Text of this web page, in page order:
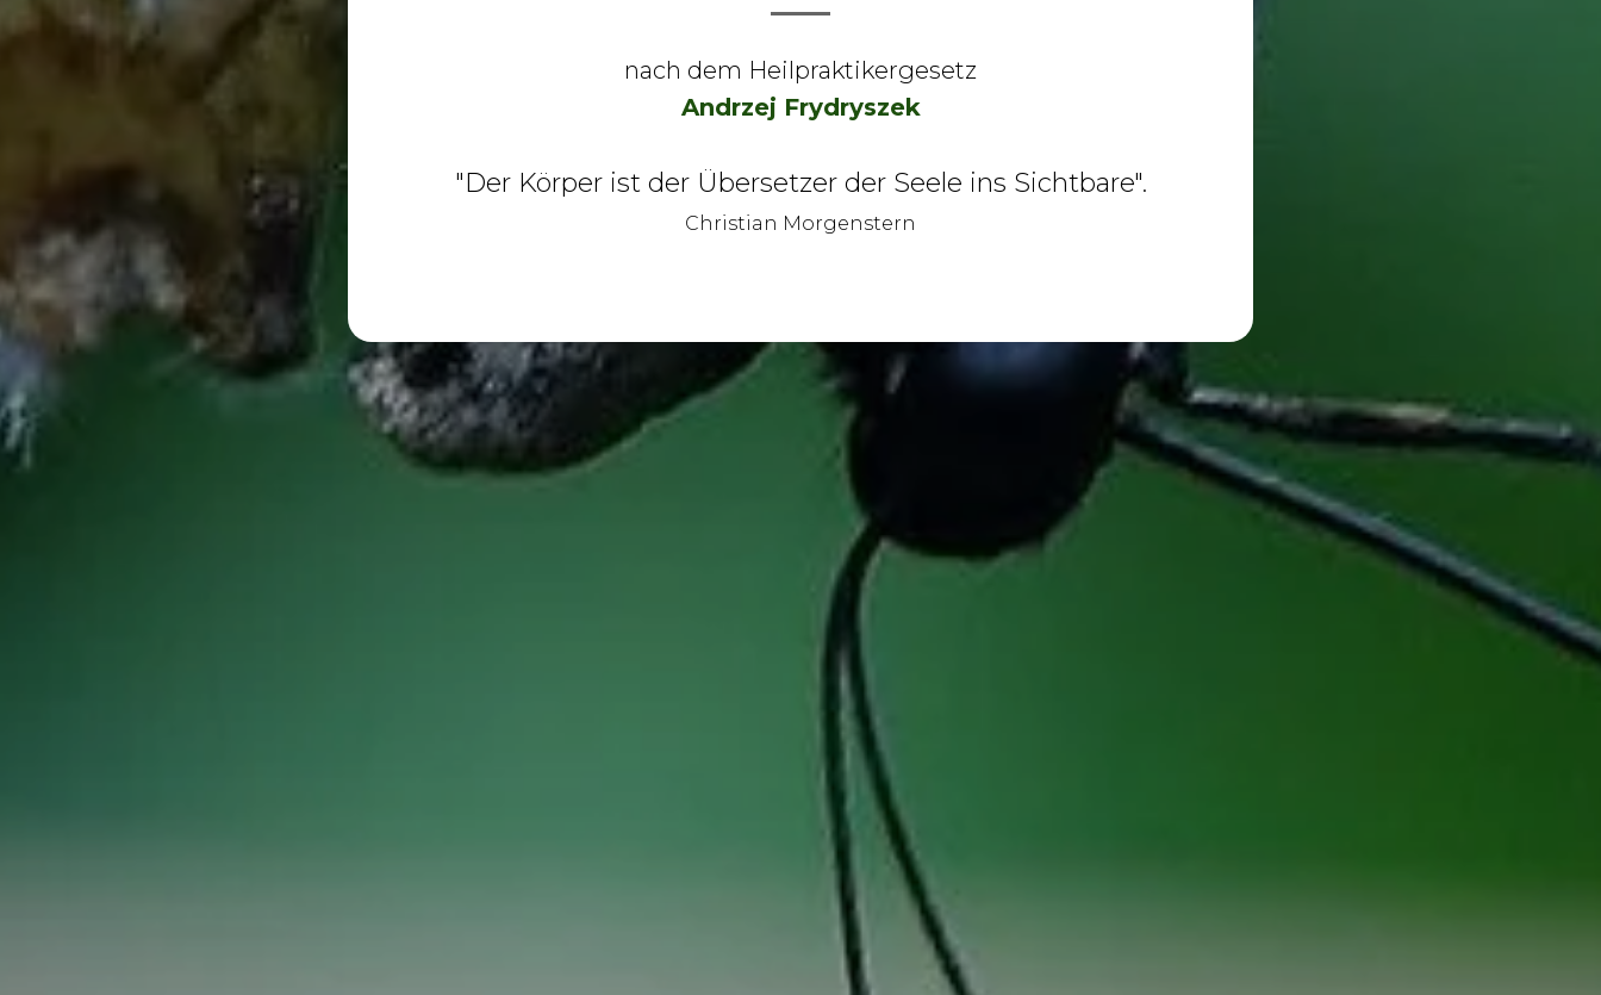
nach dem Heilpraktikergesetz
Andrzej Frydryszek
"Der Körper ist der Übersetzer der Seele ins Sichtbare".
Christian Morgenstern